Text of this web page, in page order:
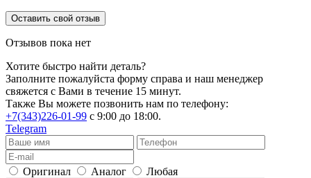
Оставить свой отзыв
Отзывов пока нет
Хотите быстро найти деталь?
Заполните пожалуйста форму справа и наш менеджер
свяжется с Вами в течение 15 минут.
Также Вы можете позвонить нам по телефону:
+7(343)226-01-99 с 9:00 до 18:00.
Telegram
Оригинал Аналог Любая